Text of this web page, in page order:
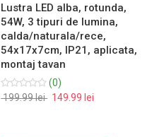
Lustra LED alba, rotunda,
54W, 3 tipuri de lumina,
calda/naturala/rece,
54x17x7cm, IP21, aplicata,
montaj tavan
(0)
199.99 lei 149.99 lei